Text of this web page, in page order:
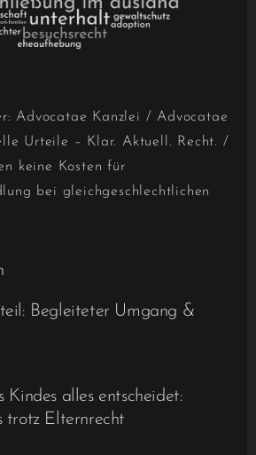
Advocatae Kanzlei / Advocatae
Urteile – Klar. Aktuell. Recht. /
keine Kosten für
bei gleichgeschlechtlichen
Begleiteter Umgang &
Kindes alles entscheidet:
trotz Elternrecht